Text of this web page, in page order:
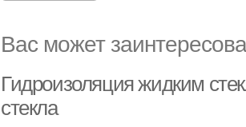
Вас может
Гидроизоляция жидким
стекла